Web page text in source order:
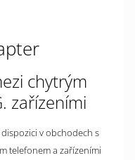
chytrým
zařízeními
dispozici v obchodech s
telefonem a zařízeními